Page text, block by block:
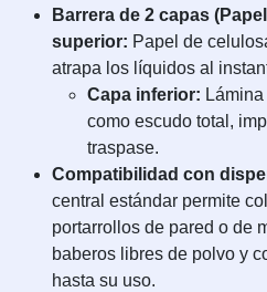
Barrera de 2 capas
superior: Papel de
atrapa los líquidos al
Capa inferior:
como escudo total,
traspase.
Compatibilidad con
central estándar permite
portarrollos de pared o de
baberos libres de polvo y
hasta su uso.